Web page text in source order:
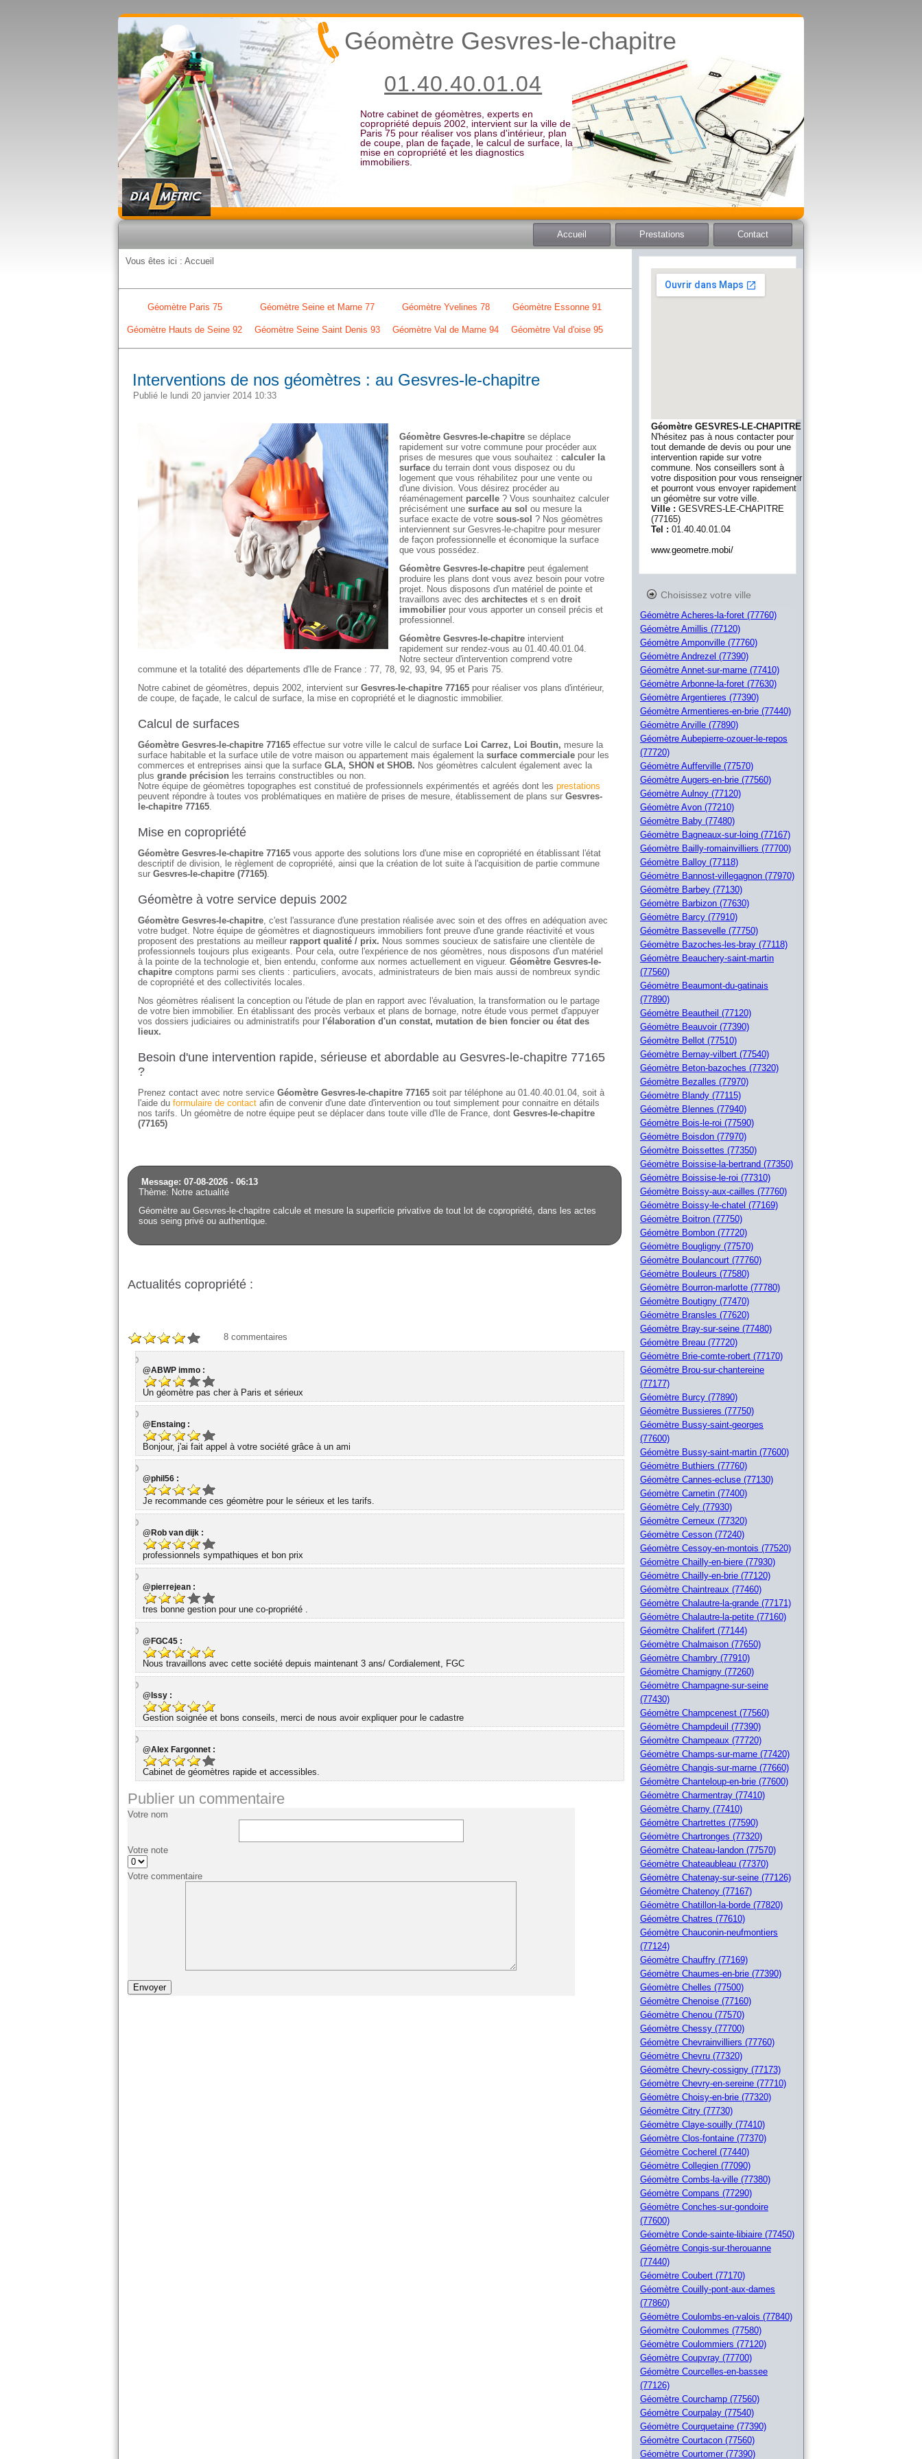
Notre cabinet de géomètres, experts en
copropriété depuis 2002, intervient sur la ville de
Paris 75 pour réaliser vos plans d'intérieur, plan
de coupe, plan de façade, le calcul de surface, la
mise en copropriété et les diagnostics
immobiliers.
Géomètre Gesvres-le-chapitre
01.40.40.01.04
Accueil Prestations Contact
Vous êtes ici : Accueil
Géomètre Paris 75 Géomètre Seine et Marne 77 Géomètre Yvelines 78 Géomètre Essonne 91
Géomètre Hauts de Seine 92 Géomètre Seine Saint Denis 93 Géomètre Val de Marne 94 Géomètre Val d'oise 95
Interventions de nos géomètres : au Gesvres-le-chapitre
Publié le lundi 20 janvier 2014 10:33
Géomètre Gesvres-le-chapitre se déplace
rapidement sur votre commune pour procéder aux
prises de mesures que vous souhaitez : calculer la
surface du terrain dont vous disposez ou du
logement que vous réhabilitez pour une vente ou
d'une division. Vous désirez procéder au
réaménagement parcelle ? Vous sounhaitez calculer
précisément une surface au sol ou mesure la
surface exacte de votre sous-sol ? Nos géomètres
interviennent sur Gesvres-le-chapitre pour mesurer
de façon professionnelle et économique la surface
que vous possédez.
Géomètre Gesvres-le-chapitre peut également
produire les plans dont vous avez besoin pour votre
projet. Nous disposons d'un matériel de pointe et
travaillons avec des architectes et s en droit
immobilier pour vous apporter un conseil précis et
professionnel.
Géomètre Gesvres-le-chapitre intervient
rapidement sur rendez-vous au 01.40.40.01.04.
Notre secteur d'intervention comprend votre
commune et la totalité des départements d'Ile de France : 77, 78, 92, 93, 94, 95 et Paris 75.
Notre cabinet de géomètres, depuis 2002, intervient sur Gesvres-le-chapitre 77165 pour réaliser vos plans d'intérieur,
de coupe, de façade, le calcul de surface, la mise en copropriété et le diagnostic immobilier.
Calcul de surfaces
Géomètre Gesvres-le-chapitre 77165 effectue sur votre ville le calcul de surface Loi Carrez, Loi Boutin, mesure la
surface habitable et la surface utile de votre maison ou appartement mais également la surface commerciale pour les
commerces et entreprises ainsi que la surface GLA, SHON et SHOB. Nos géomètres calculent également avec la
plus grande précision les terrains constructibles ou non.
Notre équipe de géomètres topographes est constitué de professionnels expérimentés et agréés dont les prestations
peuvent répondre à toutes vos problématiques en matière de prises de mesure, établissement de plans sur Gesvres-
le-chapitre 77165.
Mise en copropriété
Géomètre Gesvres-le-chapitre 77165 vous apporte des solutions lors d'une mise en copropriété en établissant l'état
descriptif de division, le règlement de copropriété, ainsi que la création de lot suite à l'acquisition de partie commune
sur Gesvres-le-chapitre (77165).
Géomètre à votre service depuis 2002
Géomètre Gesvres-le-chapitre, c'est l'assurance d'une prestation réalisée avec soin et des offres en adéquation avec
votre budget. Notre équipe de géomètres et diagnostiqueurs immobiliers font preuve d'une grande réactivité et vous
proposent des prestations au meilleur rapport qualité / prix. Nous sommes soucieux de satisfaire une clientèle de
professionnels toujours plus exigeants. Pour cela, outre l'expérience de nos géomètres, nous disposons d'un matériel
à la pointe de la technologie et, bien entendu, conforme aux normes actuellement en vigueur. Géomètre Gesvres-le-
chapitre comptons parmi ses clients : particuliers, avocats, administrateurs de bien mais aussi de nombreux syndic
de copropriété et des collectivités locales.
Nos géomètres réalisent la conception ou l'étude de plan en rapport avec l'évaluation, la transformation ou le partage
de votre bien immobilier. En établissant des procès verbaux et plans de bornage, notre étude vous permet d'appuyer
vos dossiers judiciaires ou administratifs pour l'élaboration d'un constat, mutation de bien foncier ou état des
lieux.
Besoin d'une intervention rapide, sérieuse et abordable au Gesvres-le-chapitre 77165
?
Prenez contact avec notre service Géomètre Gesvres-le-chapitre 77165 soit par téléphone au 01.40.40.01.04, soit à
l'aide du formulaire de contact afin de convenir d'une date d'intervention ou tout simplement pour connaitre en détails
nos tarifs. Un géomètre de notre équipe peut se déplacer dans toute ville d'Ile de France, dont Gesvres-le-chapitre
(77165)
Message: 07-08-2026 - 06:13
Thème: Notre actualité
Géomètre au Gesvres-le-chapitre calcule et mesure la superficie privative de tout lot de copropriété, dans les actes
sous seing privé ou authentique.
Actualités copropriété :
8 commentaires
@ABWP immo :
Un géomètre pas cher à Paris et sérieux
@Enstaing :
Bonjour, j'ai fait appel à votre société grâce à un ami
@phil56 :
Je recommande ces géomètre pour le sérieux et les tarifs.
@Rob van dijk :
professionnels sympathiques et bon prix
@pierrejean :
tres bonne gestion pour une co-propriété .
@FGC45 :
Nous travaillons avec cette société depuis maintenant 3 ans/ Cordialement, FGC
@Issy :
Gestion soignée et bons conseils, merci de nous avoir expliquer pour le cadastre
@Alex Fargonnet :
Cabinet de géomètres rapide et accessibles.
Publier un commentaire
Votre nom
Votre note
Votre commentaire
Géomètre GESVRES-LE-CHAPITRE
N'hésitez pas à nous contacter pour
tout demande de devis ou pour une
intervention rapide sur votre
commune. Nos conseillers sont à
votre disposition pour vous renseigner
et pourront vous envoyer rapidement
un géomètre sur votre ville.
Ville : GESVRES-LE-CHAPITRE
(77165)
Tel : 01.40.40.01.04
www.geometre.mobi/
Choisissez votre ville
Géomètre Acheres-la-foret (77760)
Géomètre Amillis (77120)
Géomètre Amponville (77760)
Géomètre Andrezel (77390)
Géomètre Annet-sur-marne (77410)
Géomètre Arbonne-la-foret (77630)
Géomètre Argentieres (77390)
Géomètre Armentieres-en-brie (77440)
Géomètre Arville (77890)
Géomètre Aubepierre-ozouer-le-repos
(77720)
Géomètre Aufferville (77570)
Géomètre Augers-en-brie (77560)
Géomètre Aulnoy (77120)
Géomètre Avon (77210)
Géomètre Baby (77480)
Géomètre Bagneaux-sur-loing (77167)
Géomètre Bailly-romainvilliers (77700)
Géomètre Balloy (77118)
Géomètre Bannost-villegagnon (77970)
Géomètre Barbey (77130)
Géomètre Barbizon (77630)
Géomètre Barcy (77910)
Géomètre Bassevelle (77750)
Géomètre Bazoches-les-bray (77118)
Géomètre Beauchery-saint-martin
(77560)
Géomètre Beaumont-du-gatinais
(77890)
Géomètre Beautheil (77120)
Géomètre Beauvoir (77390)
Géomètre Bellot (77510)
Géomètre Bernay-vilbert (77540)
Géomètre Beton-bazoches (77320)
Géomètre Bezalles (77970)
Géomètre Blandy (77115)
Géomètre Blennes (77940)
Géomètre Bois-le-roi (77590)
Géomètre Boisdon (77970)
Géomètre Boissettes (77350)
Géomètre Boissise-la-bertrand (77350)
Géomètre Boissise-le-roi (77310)
Géomètre Boissy-aux-cailles (77760)
Géomètre Boissy-le-chatel (77169)
Géomètre Boitron (77750)
Géomètre Bombon (77720)
Géomètre Bougligny (77570)
Géomètre Boulancourt (77760)
Géomètre Bouleurs (77580)
Géomètre Bourron-marlotte (77780)
Géomètre Boutigny (77470)
Géomètre Bransles (77620)
Géomètre Bray-sur-seine (77480)
Géomètre Breau (77720)
Géomètre Brie-comte-robert (77170)
Géomètre Brou-sur-chantereine
(77177)
Géomètre Burcy (77890)
Géomètre Bussieres (77750)
Géomètre Bussy-saint-georges
(77600)
Géomètre Bussy-saint-martin (77600)
Géomètre Buthiers (77760)
Géomètre Cannes-ecluse (77130)
Géomètre Carnetin (77400)
Géomètre Cely (77930)
Géomètre Cerneux (77320)
Géomètre Cesson (77240)
Géomètre Cessoy-en-montois (77520)
Géomètre Chailly-en-biere (77930)
Géomètre Chailly-en-brie (77120)
Géomètre Chaintreaux (77460)
Géomètre Chalautre-la-grande (77171)
Géomètre Chalautre-la-petite (77160)
Géomètre Chalifert (77144)
Géomètre Chalmaison (77650)
Géomètre Chambry (77910)
Géomètre Chamigny (77260)
Géomètre Champagne-sur-seine
(77430)
Géomètre Champcenest (77560)
Géomètre Champdeuil (77390)
Géomètre Champeaux (77720)
Géomètre Champs-sur-marne (77420)
Géomètre Changis-sur-marne (77660)
Géomètre Chanteloup-en-brie (77600)
Géomètre Charmentray (77410)
Géomètre Charny (77410)
Géomètre Chartrettes (77590)
Géomètre Chartronges (77320)
Géomètre Chateau-landon (77570)
Géomètre Chateaubleau (77370)
Géomètre Chatenay-sur-seine (77126)
Géomètre Chatenoy (77167)
Géomètre Chatillon-la-borde (77820)
Géomètre Chatres (77610)
Géomètre Chauconin-neufmontiers
(77124)
Géomètre Chauffry (77169)
Géomètre Chaumes-en-brie (77390)
Géomètre Chelles (77500)
Géomètre Chenoise (77160)
Géomètre Chenou (77570)
Géomètre Chessy (77700)
Géomètre Chevrainvilliers (77760)
Géomètre Chevru (77320)
Géomètre Chevry-cossigny (77173)
Géomètre Chevry-en-sereine (77710)
Géomètre Choisy-en-brie (77320)
Géomètre Citry (77730)
Géomètre Claye-souilly (77410)
Géomètre Clos-fontaine (77370)
Géomètre Cocherel (77440)
Géomètre Collegien (77090)
Géomètre Combs-la-ville (77380)
Géomètre Compans (77290)
Géomètre Conches-sur-gondoire
(77600)
Géomètre Conde-sainte-libiaire (77450)
Géomètre Congis-sur-therouanne
(77440)
Géomètre Coubert (77170)
Géomètre Couilly-pont-aux-dames
(77860)
Géomètre Coulombs-en-valois (77840)
Géomètre Coulommes (77580)
Géomètre Coulommiers (77120)
Géomètre Coupvray (77700)
Géomètre Courcelles-en-bassee
(77126)
Géomètre Courchamp (77560)
Géomètre Courpalay (77540)
Géomètre Courquetaine (77390)
Géomètre Courtacon (77560)
Géomètre Courtomer (77390)